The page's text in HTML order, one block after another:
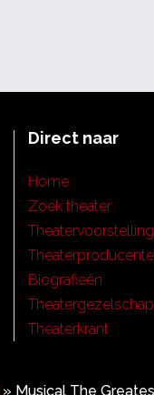
Direct naar
Home
Zoek theater
Biografieën
Theaterkrant
» Musical The